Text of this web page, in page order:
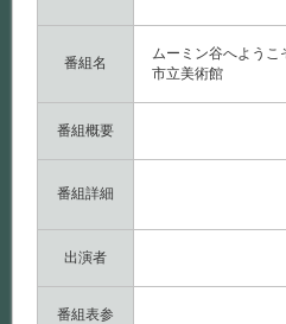
番組名
ムーミン谷へよう
市立美術館
番組概要
番組詳細
出演者
番組表参